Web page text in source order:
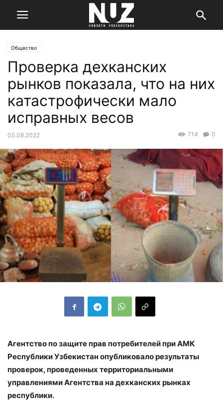
Общество
Проверка дехканских
рынков показала, что на них
катастрофически мало
исправных весов
05.08.2022 0
714
Агентство по защите прав потребителей при АМК
Республики Узбекистан опубликовало результаты
проверок, проведенных территориальными
управлениями Агентства на дехканских рынках
республики.